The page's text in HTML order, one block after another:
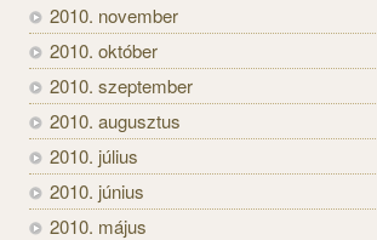
2010. november
2010. október
2010. szeptember
2010. augusztus
2010. július
2010. június
2010. május